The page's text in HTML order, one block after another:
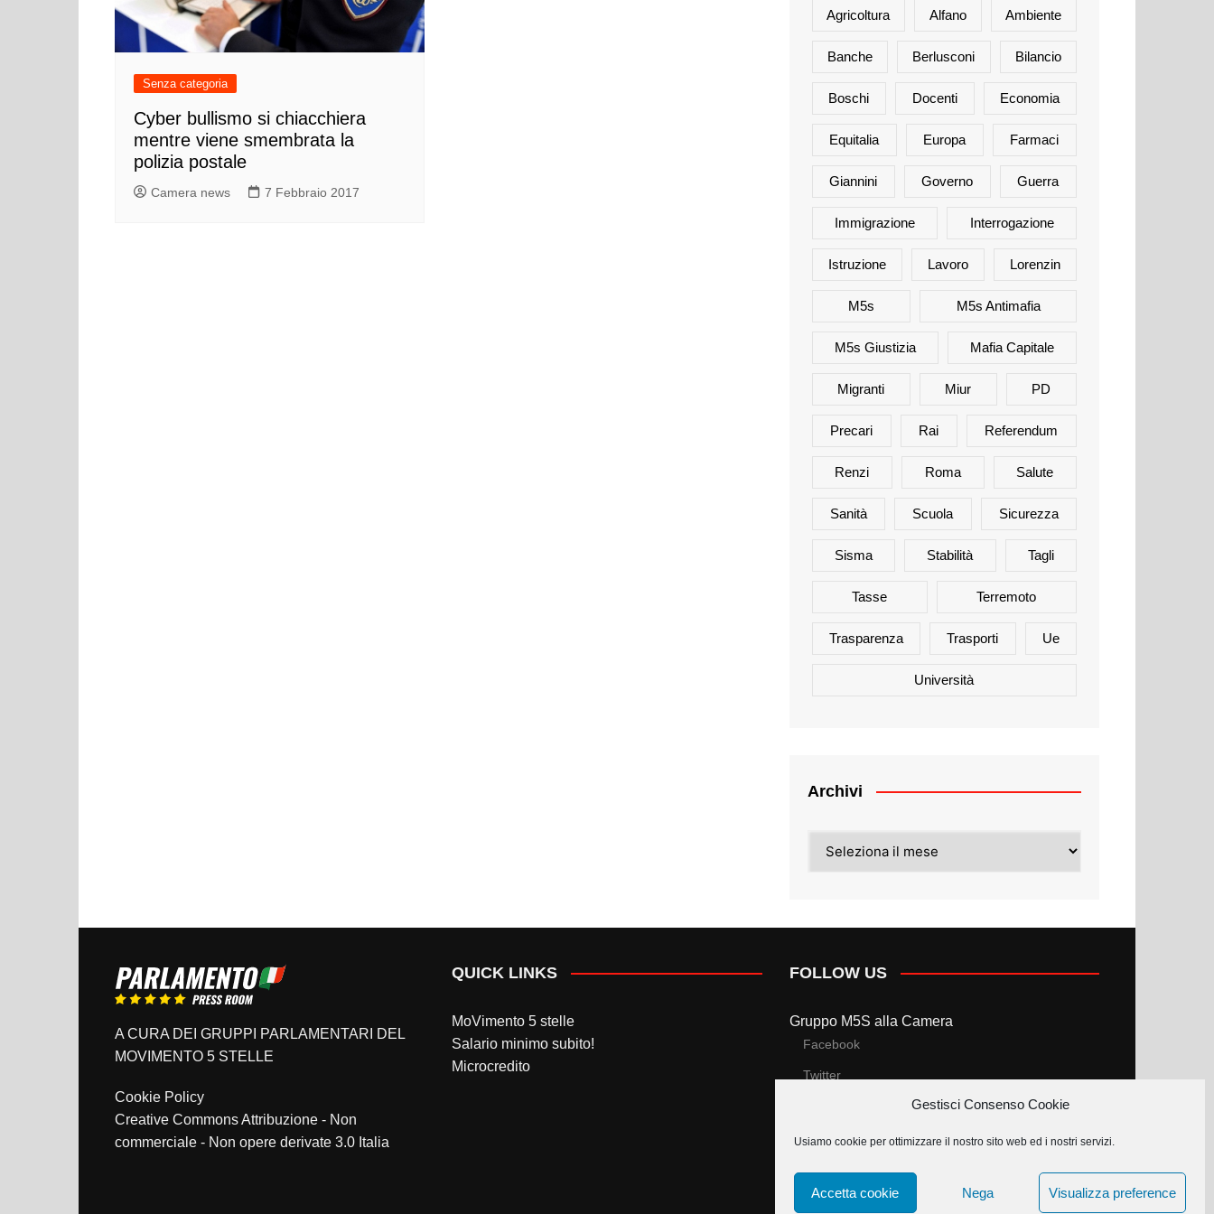
Gestisci Consenso Cookie
Usiamo cookie per ottimizzare il nostro sito web ed i nostri servizi.
Accetta cookie Nega Visualizza preference
Cultura ed Istruzione
Difesa
Giustizia
Lavoro
Senza categoria
Cyber bullismo si chiacchiera
mentre viene smembrata la
polizia postale
Camera news 7 Febbraio 2017
Agricoltura Alfano Ambiente
Banche Berlusconi Bilancio
Boschi Docenti Economia
Equitalia Europa Farmaci
Giannini Governo Guerra
Immigrazione Interrogazione
Istruzione Lavoro Lorenzin
M5s M5s Antimafia
M5s Giustizia Mafia Capitale
Migranti Miur PD
Precari Rai Referendum
Renzi Roma Salute
Sanità Scuola Sicurezza
Sisma Stabilità Tagli
Tasse Terremoto
Trasparenza Trasporti Ue
Università
Archivi
A CURA DEI GRUPPI PARLAMENTARI DEL
MOVIMENTO 5 STELLE
Cookie Policy
Creative Commons Attribuzione - Non
commerciale - Non opere derivate 3.0 Italia
QUICK LINKS
MoVimento 5 stelle
Salario minimo subito!
Microcredito
FOLLOW US
Gruppo M5S alla Camera
Facebook
Twitter